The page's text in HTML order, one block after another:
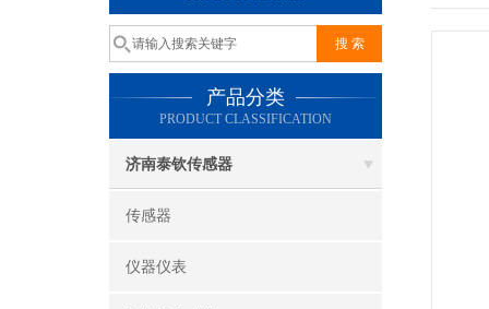
产品分类
PRODUCT CLASSIFICATION
济南泰钦传感器
传感器
仪器仪表